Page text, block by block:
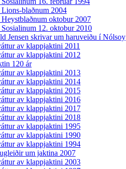
blaðnum 2004
oktobur 2007
12. oktobur 2010
Jensen skrivar um haruveiðu í Nólsoy
av klappjaktini 2011
av klappjaktini 2012
120 ár
av klappjaktini 2013
av klappjaktini 2014
av klappjaktini 2015
av klappjaktini 2016
av klappjaktini 2017
av klappjaktini 2018
av klappjaktini 1995
av klappjaktini 1990
av klappjaktini 1994
um jaktina 2007
av klappjaktini 2003